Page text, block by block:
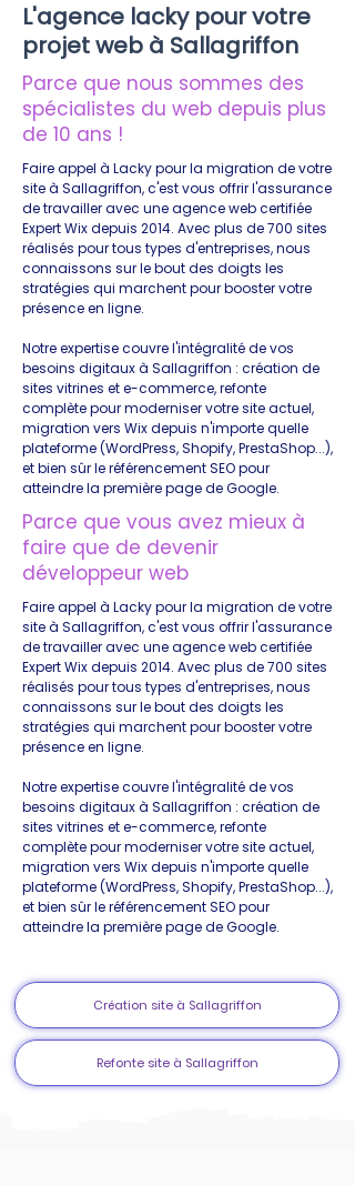
L'agence lacky pour votre
projet web à Sallagriffon
Parce que nous sommes des
spécialistes du web depuis plus
de 10 ans !
Faire appel à Lacky pour la migration de votre
site à Sallagriffon, c'est vous offrir l'assurance
de travailler avec une agence web certifiée
Expert Wix depuis 2014. Avec plus de 700 sites
réalisés pour tous types d'entreprises, nous
connaissons sur le bout des doigts les
stratégies qui marchent pour booster votre
présence en ligne.
Notre expertise couvre l'intégralité de vos
besoins digitaux à Sallagriffon : création de
sites vitrines et e-commerce, refonte
complète pour moderniser votre site actuel,
migration vers Wix depuis n'importe quelle
plateforme (WordPress, Shopify, PrestaShop...),
et bien sûr le référencement SEO pour
atteindre la première page de Google.
Parce que vous avez mieux à
faire que de devenir
développeur web
Faire appel à Lacky pour la migration de votre
site à Sallagriffon, c'est vous offrir l'assurance
de travailler avec une agence web certifiée
Expert Wix depuis 2014. Avec plus de 700 sites
réalisés pour tous types d'entreprises, nous
connaissons sur le bout des doigts les
stratégies qui marchent pour booster votre
présence en ligne.
Notre expertise couvre l'intégralité de vos
besoins digitaux à Sallagriffon : création de
sites vitrines et e-commerce, refonte
complète pour moderniser votre site actuel,
migration vers Wix depuis n'importe quelle
plateforme (WordPress, Shopify, PrestaShop...),
et bien sûr le référencement SEO pour
atteindre la première page de Google.
Création site à Sallagriffon
Refonte site à Sallagriffon